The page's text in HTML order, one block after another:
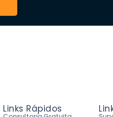
Links Rápidos